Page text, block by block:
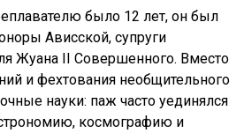
было 12 лет, он был
Ависской, супруги
Жуана II Совершенного. Вместо
и фехтования необщительного
науки: паж часто уединялся
космографию и